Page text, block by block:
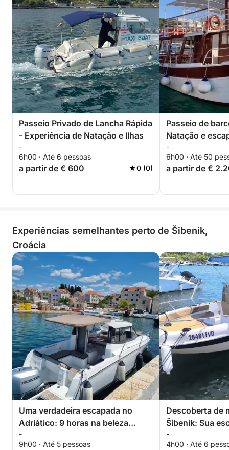
Passeio Privado de Lancha Rápida
- Experiência de Natação e Ilhas
-
6h00 · Até 6 pessoas
a partir de € 600 0 (0)
Passeio de
Natação e
paradisíaca
-
6h00 · Até 50
a partir de €
Experiências semelhantes perto de Šibenik,
Croácia
Uma verdadeira escapada no
Adriático: 9 horas na beleza
intocada de Šibenik.
-
9h00 · Até 5 pessoas
Descoberta de
Šibenik: Sua
uma lancha.
-
4h00 · Até 6